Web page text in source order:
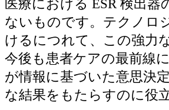
医療における ESR 検出器
ないものです。テクノロ
けるにつれて、この強力
今後も患者ケアの最前線
が情報に基づいた意思決
な結果をもたらすのに役